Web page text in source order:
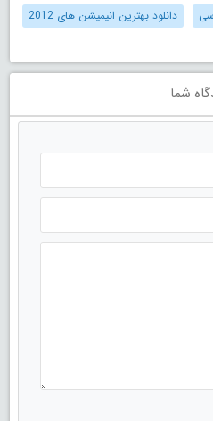
دانلود بهترین انیمیشن های 2012
شما